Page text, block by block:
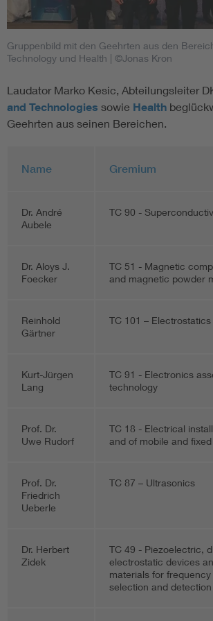
Gruppenbild mit den Geehrten aus den
Technology und Health | ©Jonas Kron
Laudator Marko Kesic, Abteilungsleiter
and Technologies sowie Health
Geehrten aus seinen Bereichen.
Name Gremium
Dr. André
Aubele
TC 90 -
Dr. Aloys J.
Foecker
TC 51 - Magnetic
and magnetic powder
Reinhold
Gärtner
TC 101 – Electrostatics
Kurt-Jürgen
Lang
TC 91 - Electronics
technology
Prof. Dr.
Uwe Rudorf
TC 18 - Electrical
and of mobile and
Prof. Dr.
Friedrich
Ueberle
TC 87 – Ultrasonics
Dr. Herbert
Zidek
TC 49 - Piezoelectric,
electrostatic devices
materials for
selection and detection